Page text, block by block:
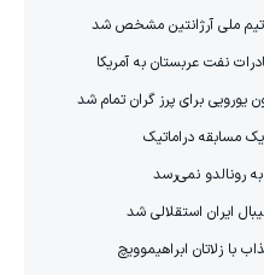
ملی آرژانتین مشخص شد
نفت عربستان به آمریکا
یک مسابقه دراماتیک
رونالدو نمی‌رسد
ایران استقلالی شد
زلاتان ابراهیموویچ